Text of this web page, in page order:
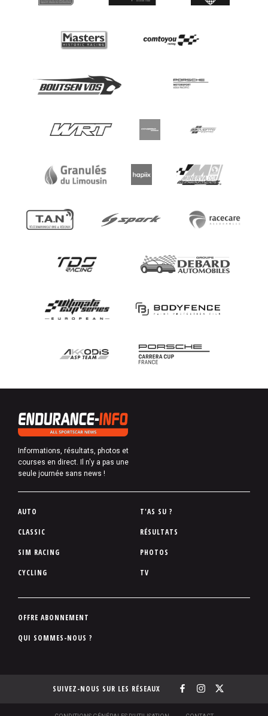
Informations, résultats, photos et
courses en direct. Il n'y a pas une
seule journée sans news !
P
d
d
p
e
AUTO
CLASSIC
SIM RACING
CYCLING
T'AS SU ?
RÉSULTATS
PHOTOS
TV
P
d
p
OFFRE ABONNEMENT
QUI SOMMES-NOUS ?
SUIVEZ-NOUS SUR LES RÉSEAUX